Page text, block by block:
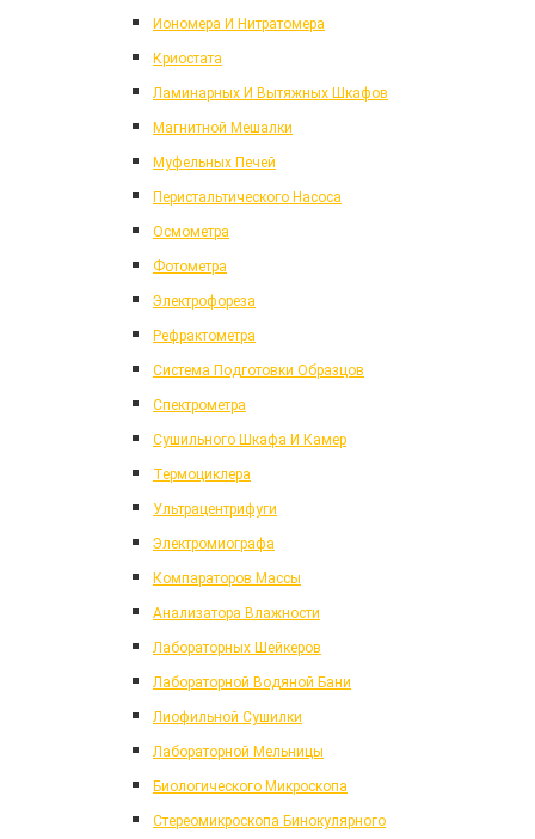
Иономера И Нитратомера
Криостата
Ламинарных И Вытяжных Шкафов
Магнитной Мешалки
Муфельных Печей
Перистальтического Насоса
Осмометра
Фотометра
Электрофореза
Рефрактометра
Система Подготовки Образцов
Спектрометра
Сушильного Шкафа И Камер
Термоциклера
Ультрацентрифуги
Электромиографа
Компараторов Массы
Анализатора Влажности
Лабораторных Шейкеров
Лабораторной Водяной Бани
Лиофильной Сушилки
Лабораторной Мельницы
Биологического Микроскопа
Стереомикроскопа Бинокулярного